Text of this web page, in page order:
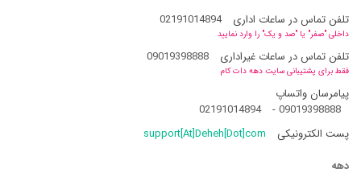
تلفن تماس در ساعات اداری
02191014894
داخلی "صفر" یا "صد و یک" را وارد نمایید
تلفن تماس در ساعات غیراداری 09019398888
فقط برای پشتیبانی سایت دهه دات کام
پیامرسان واتساپ
09019398888
-
02191014894
پست الکترونیکی
support[At]Deheh[Dot]com
دهه